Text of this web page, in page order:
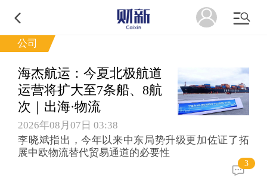
公司
海杰航运：今夏北极航道
运营将扩大至7条船、8航
次｜出海·物流
2026年08月07日 03:38
李晓斌指出，今年以来中东局势升级更加佐证了拓
展中欧物流替代贸易通道的必要性
3